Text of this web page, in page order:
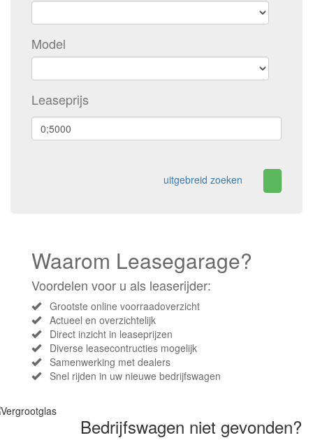
Model
Leaseprijs
uitgebreid zoeken
Waarom Leasegarage?
Voordelen voor u als leaserijder:
Grootste online voorraadoverzicht
Actueel en overzichtelijk
Direct inzicht in leaseprijzen
Diverse leasecontructies mogelijk
Samenwerking met dealers
Snel rijden in uw nieuwe bedrijfswagen
Bedrijfswagen niet gevonden?